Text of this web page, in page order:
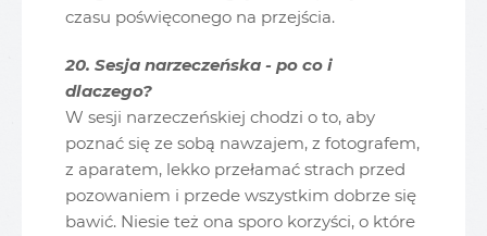
czasu poświęconego na przejścia.
20. Sesja narzeczeńska - po co i
dlaczego?
W sesji narzeczeńskiej chodzi o to, aby
poznać się ze sobą nawzajem, z fotografem,
z aparatem, lekko przełamać strach przed
pozowaniem i przede wszystkim dobrze się
bawić. Niesie też ona sporo korzyści, o które